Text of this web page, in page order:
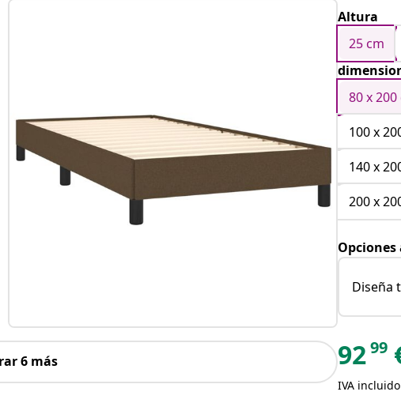
6 más
Altura
25 cm
80 x 200
100 x
140 x
200 x
Diseña
9299
IVA incluido